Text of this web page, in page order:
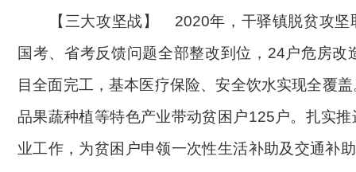
【三大攻坚战】
2020年，干驿镇脱贫攻坚
国考、省考反馈问题全部整改到位，24户危房改
目全面完工，基本医疗保险、安全饮水实现全覆
品果蔬种植等特色产业带动贫困户125户。扎实
业工作，为贫困户申领一次性生活补助及交通补